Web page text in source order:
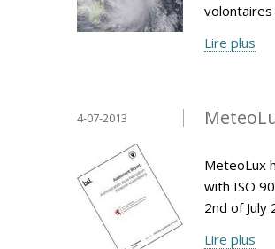
volontaires
Lire plus
4-07-2013
MeteoLux
with ISO
2nd of July
Lire plus